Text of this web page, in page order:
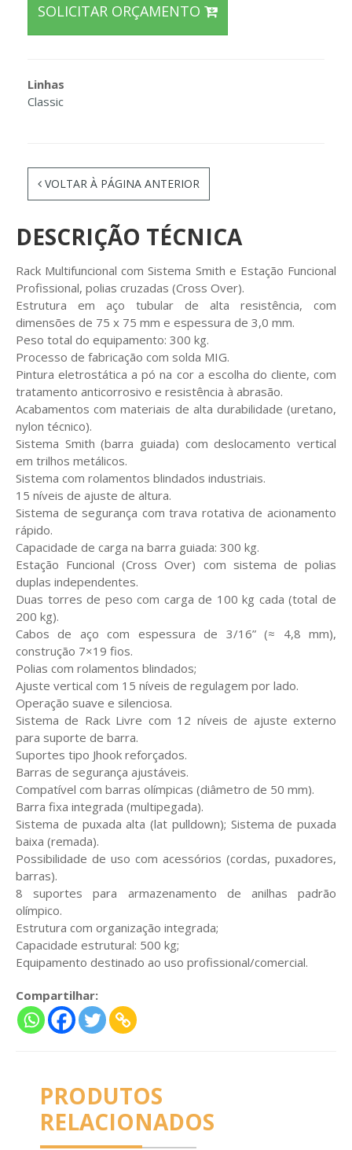
SOLICITAR ORÇAMENTO
Linhas
Classic
VOLTAR À PÁGINA ANTERIOR
DESCRIÇÃO TÉCNICA
Rack Multifuncional com Sistema Smith e Estação Funcional
Profissional, polias cruzadas (Cross Over).
Estrutura em aço tubular de alta resistência, com
dimensões de 75 x 75 mm e espessura de 3,0 mm.
Peso total do equipamento: 300 kg.
Processo de fabricação com solda MIG.
Pintura eletrostática a pó na cor a escolha do cliente, com
tratamento anticorrosivo e resistência à abrasão.
Acabamentos com materiais de alta durabilidade (uretano,
nylon técnico).
Sistema Smith (barra guiada) com deslocamento vertical
em trilhos metálicos.
Sistema com rolamentos blindados industriais.
15 níveis de ajuste de altura.
Sistema de segurança com trava rotativa de acionamento
rápido.
Capacidade de carga na barra guiada: 300 kg.
Estação Funcional (Cross Over) com sistema de polias
duplas independentes.
Duas torres de peso com carga de 100 kg cada (total de
200 kg).
Cabos de aço com espessura de 3/16” (≈ 4,8 mm),
construção 7×19 fios.
Polias com rolamentos blindados;
Ajuste vertical com 15 níveis de regulagem por lado.
Operação suave e silenciosa.
Sistema de Rack Livre com 12 níveis de ajuste externo
para suporte de barra.
Suportes tipo Jhook reforçados.
Barras de segurança ajustáveis.
Compatível com barras olímpicas (diâmetro de 50 mm).
Barra fixa integrada (multipegada).
Sistema de puxada alta (lat pulldown); Sistema de puxada
baixa (remada).
Possibilidade de uso com acessórios (cordas, puxadores,
barras).
8 suportes para armazenamento de anilhas padrão
olímpico.
Estrutura com organização integrada;
Capacidade estrutural: 500 kg;
Equipamento destinado ao uso profissional/comercial.
Compartilhar:
PRODUTOS
RELACIONADOS